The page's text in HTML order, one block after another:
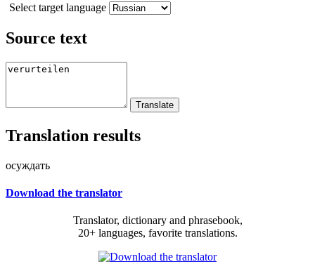
Select target language
Source text
Translation results
осуждать
Download the translator
Translator, dictionary and phrasebook,
20+ languages, favorite translations.